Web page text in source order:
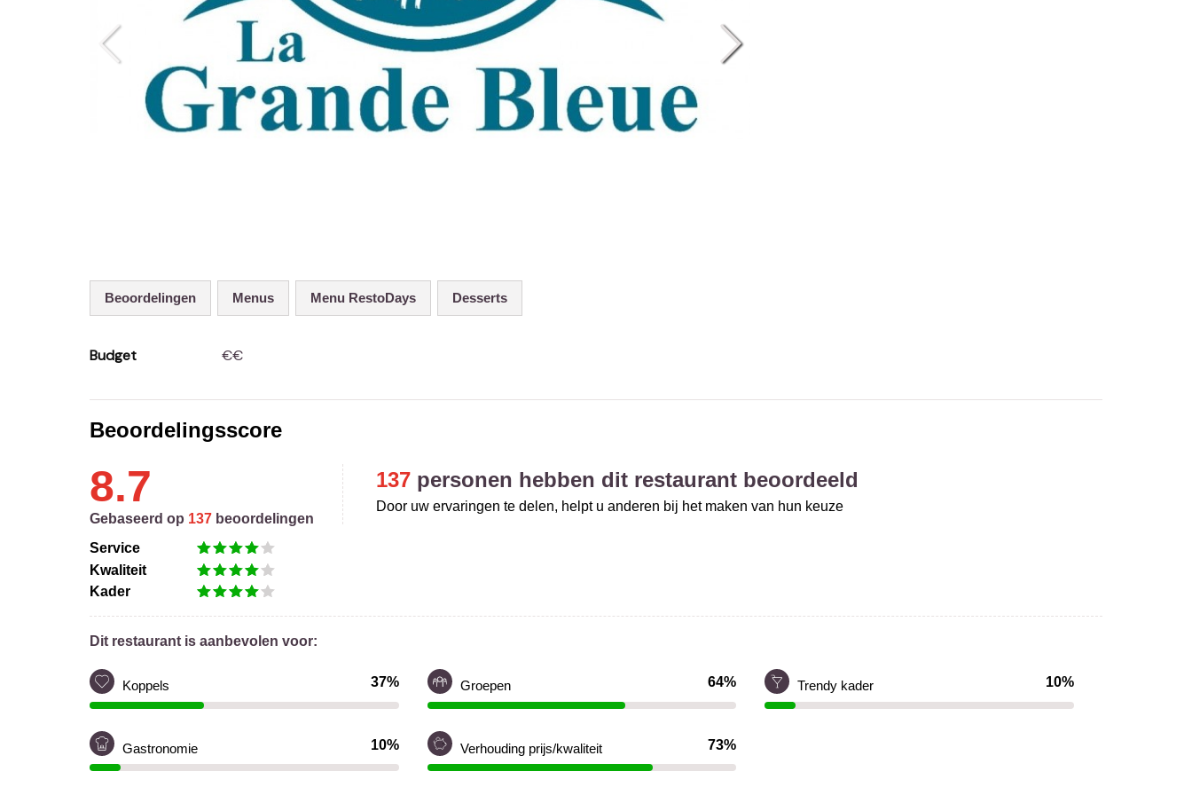
Beoordelingen Menus Menu RestoDays Desserts
Budget €€
Beoordelingsscore
8.7
Gebaseerd op 137 beoordelingen
Service
Kwaliteit
Kader
137 personen hebben dit restaurant beoordeeld
Door uw ervaringen te delen, helpt u anderen bij het maken van hun keuze
Dit restaurant is aanbevolen voor:
Koppels 37% Groepen 64% Trendy kader 10%
Gastronomie 10% Verhouding prijs/kwaliteit 73%